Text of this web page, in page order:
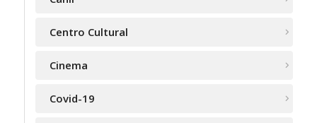
Centro Cultural
Cinema
Covid-19